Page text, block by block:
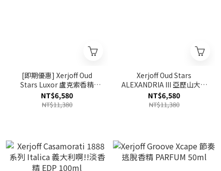
[即期優惠] Xerjoff Oud
Stars Luxor 盧克索香精
PARFUM 50ml 效期2027.09
NT$6,580
NT$11,380
Xerjoff Oud Stars
ALEXANDRIA III 亞歷山大三
世香精 50ml
NT$6,580
NT$11,380